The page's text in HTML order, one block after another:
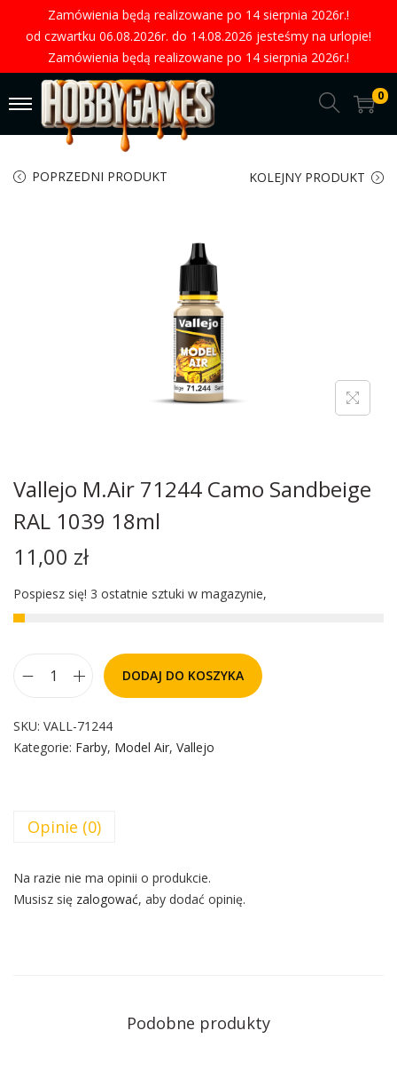
Zamówienia będą realizowane po 14 sierpnia 2026r.!
od czwartku 06.08.2026r. do 14.08.2026 jesteśmy na urlopie!
Zamówienia będą realizowane po 14 sierpnia 2026r.!
0
POPRZEDNI PRODUKT KOLEJNY PRODUKT
Vallejo M.Air 71244 Camo Sandbeige
RAL 1039 18ml
11,00 zł
Pospiesz się! 3 ostatnie sztuki w magazynie,
DODAJ DO KOSZYKA
SKU: VALL-71244
Kategorie: Farby, Model Air, Vallejo
Opinie (0)
Na razie nie ma opinii o produkcie.
Musisz się zalogować, aby dodać opinię.
Podobne produkty